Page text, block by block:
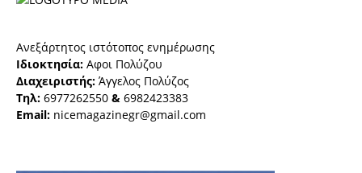
Ανεξάρτητος ιστότοπος ενημέρωσης
Ιδιοκτησία: Αφοι Πολύζου
Διαχειριστής: Άγγελος Πολύζος
Τηλ: 6977262550 & 6982423383
Email: nicemagazinegr@gmail.com